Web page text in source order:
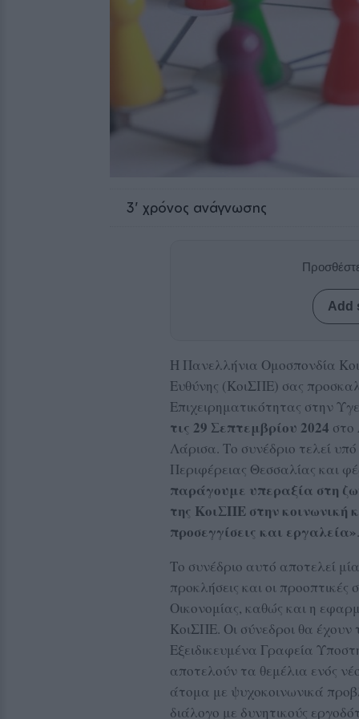
3' χρόνος ανάγνωσης
Add
Η Πανελλήνια Ομοσπονδία
Ευθύνης (ΚοιΣΠΕ) σας
Επιχειρηματικότητας στην
τις 29 Σεπτεμβρίου 2024 στο
Λάρισα. Το συνέδριο τελεί
Περιφέρειας Θεσσαλίας και
παράγουμε υπεραξία στη
της ΚοιΣΠΕ στην κοινωνική
προσεγγίσεις και εργαλεία».
Το συνέδριο αυτό αποτελεί
προκλήσεις και οι
Οικονομίας, καθώς και η
ΚοιΣΠΕ. Οι σύνεδροι θα
Εξειδικευμένα Γραφεία
αποτελούν τα θεμέλια ενός
άτομα με ψυχοκοινωνικά
διάλογο με δυνητικούς